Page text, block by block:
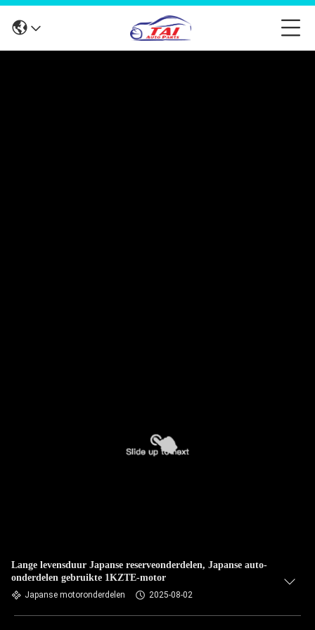
Lange levensduur Japanse reserveonderdelen, Japanse auto-
onderdelen gebruikte 1KZTE-motor
Japanse motoronderdelen 2025-08-02